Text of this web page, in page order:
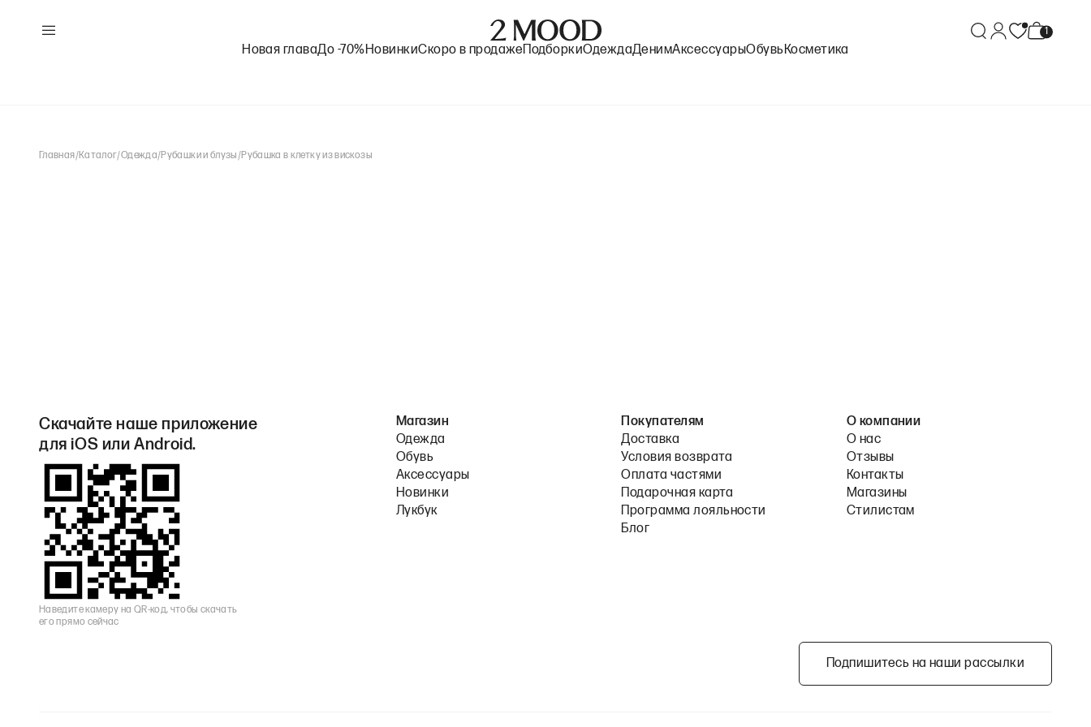
Новая главаДо -70%НовинкиСкоро в продаже ПодборкиОдеждаДенимАксессуарыОбувь Косметика
Главная/Каталог/Одежда/Рубашки и блузы /Рубашка в клетку из вискозы
Скачайте наше приложение
для iOS или Android.
Наведите камеру на QR-код, чтобы скачать
его прямо сейчас
Магазин
Одежда
Обувь
Аксессуары
Новинки
Лукбук
Покупателям
Доставка
Условия возврата
Оплата частями
Подарочная карта
Программа лояльности
Блог
О компании
О нас
Отзывы
Контакты
Магазины
Стилистам
Подпишитесь на наши рассылки